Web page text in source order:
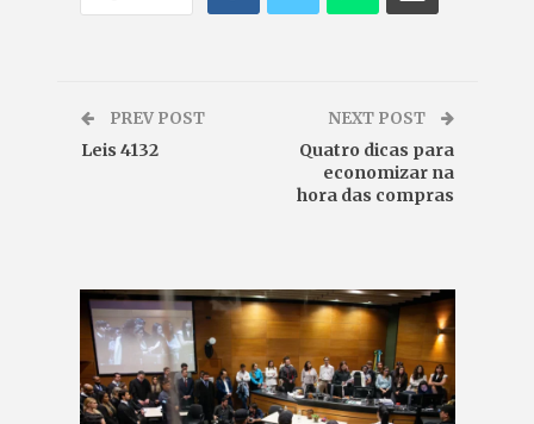
PREV POST
Leis 4132
NEXT POST
Quatro dicas para
economizar na
hora das compras